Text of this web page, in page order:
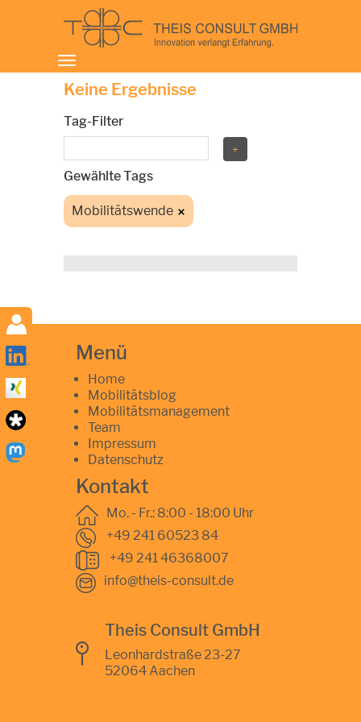
Toggle
navigation
Keine Ergebnisse
Tag-Filter
Gewählte Tags
Mobilitätswende
Menü
Home
Mobilitätsblog
Mobilitätsmanagement
Team
Impressum
Datenschutz
Kontakt
Mo. - Fr.: 8:00 - 18:00 Uhr
+49 241 60523 84
+49 241 46368007
info@theis-consult.de
Theis Consult GmbH
Leonhardstraße 23-27
52064 Aachen